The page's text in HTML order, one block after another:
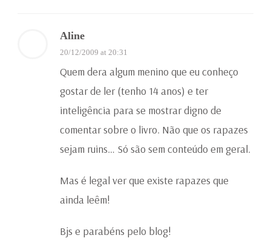
Aline
20/12/2009 at 20:31
Quem dera algum menino que eu conheço
gostar de ler (tenho 14 anos) e ter
inteligência para se mostrar digno de
comentar sobre o livro. Não que os rapazes
sejam ruins… Só são sem conteúdo em geral.
Mas é legal ver que existe rapazes que
ainda leêm!
Bjs e parabéns pelo blog!